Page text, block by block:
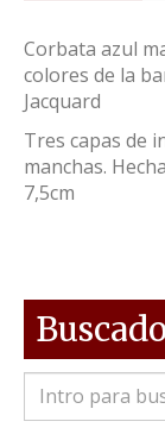
Corbata azul
colores de la
Jacquard
Tres capas de
manchas.
7,5cm